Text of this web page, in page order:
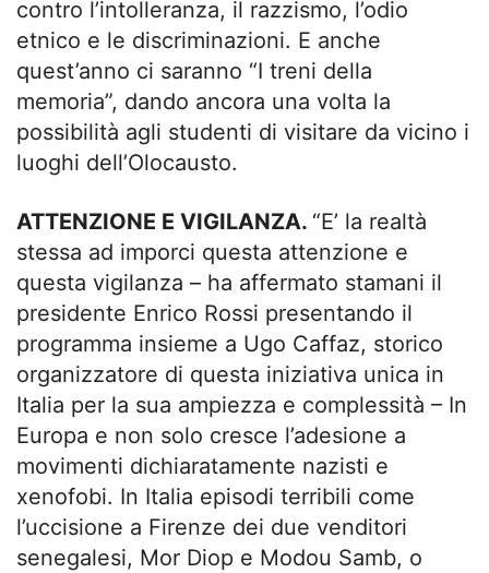
contro l’intolleranza, il razzismo, l’odio
etnico e le discriminazioni. E anche
quest’anno ci saranno “I treni della
memoria”, dando ancora una volta la
possibilità agli studenti di visitare da vicino i
luoghi dell’Olocausto.
ATTENZIONE E VIGILANZA. “E’ la realtà
stessa ad imporci questa attenzione e
questa vigilanza – ha affermato stamani il
presidente Enrico Rossi presentando il
programma insieme a Ugo Caffaz, storico
organizzatore di questa iniziativa unica in
Italia per la sua ampiezza e complessità – In
Europa e non solo cresce l’adesione a
movimenti dichiaratamente nazisti e
xenofobi. In Italia episodi terribili come
l’uccisione a Firenze dei due venditori
senegalesi, Mor Diop e Modou Samb, o